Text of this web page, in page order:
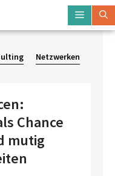
Menü
Netzwerken
Chance
mutig